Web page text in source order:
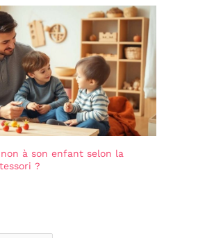
à son enfant selon la
?